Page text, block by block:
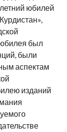
юбилей
был
были
аспектам
изданий